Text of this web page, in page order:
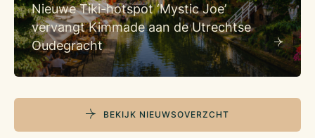
Nieuwe Tiki-hotspot ‘Mystic Joe’
vervangt Kimmade aan de Utrechtse
Oudegracht
BEKIJK NIEUWSOVERZCHT